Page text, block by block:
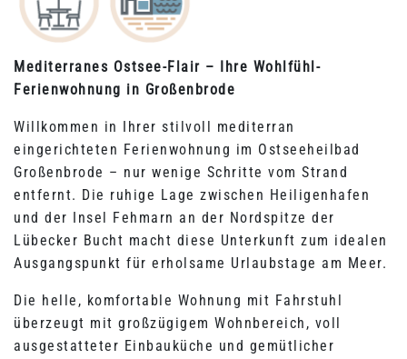
Mediterranes Ostsee-Flair – Ihre Wohlfühl-
Ferienwohnung in Großenbrode
Willkommen in Ihrer stilvoll mediterran
eingerichteten Ferienwohnung im Ostseeheilbad
Großenbrode – nur wenige Schritte vom Strand
entfernt. Die ruhige Lage zwischen Heiligenhafen
und der Insel Fehmarn an der Nordspitze der
Lübecker Bucht macht diese Unterkunft zum idealen
Ausgangspunkt für erholsame Urlaubstage am Meer.
Die helle, komfortable Wohnung mit Fahrstuhl
überzeugt mit großzügigem Wohnbereich, voll
ausgestatteter Einbauküche und gemütlicher